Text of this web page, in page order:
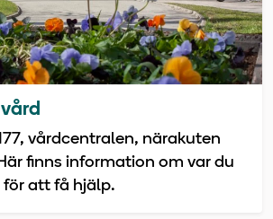
vårdcentralen, närakuten
finns information om var du
för att få hjälp.